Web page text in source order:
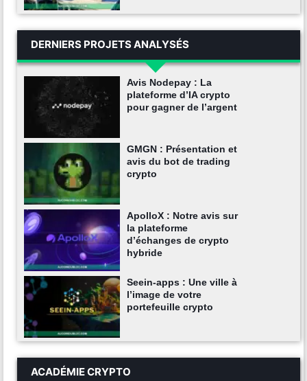
DERNIERS PROJETS ANALYSÉS
Avis Nodepay : La
plateforme d’IA crypto
pour gagner de l’argent
GMGN : Présentation et
avis du bot de trading
crypto
ApolloX : Notre avis sur
la plateforme
d’échanges de crypto
hybride
Seein-apps : Une ville à
l’image de votre
portefeuille crypto
ACADÉMIE CRYPTO